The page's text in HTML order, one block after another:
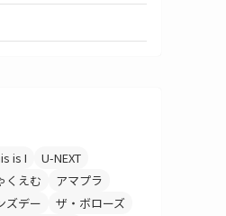
is I
U-NEXT
くえむ
アマプラ
ズデー
ザ・ボローズ